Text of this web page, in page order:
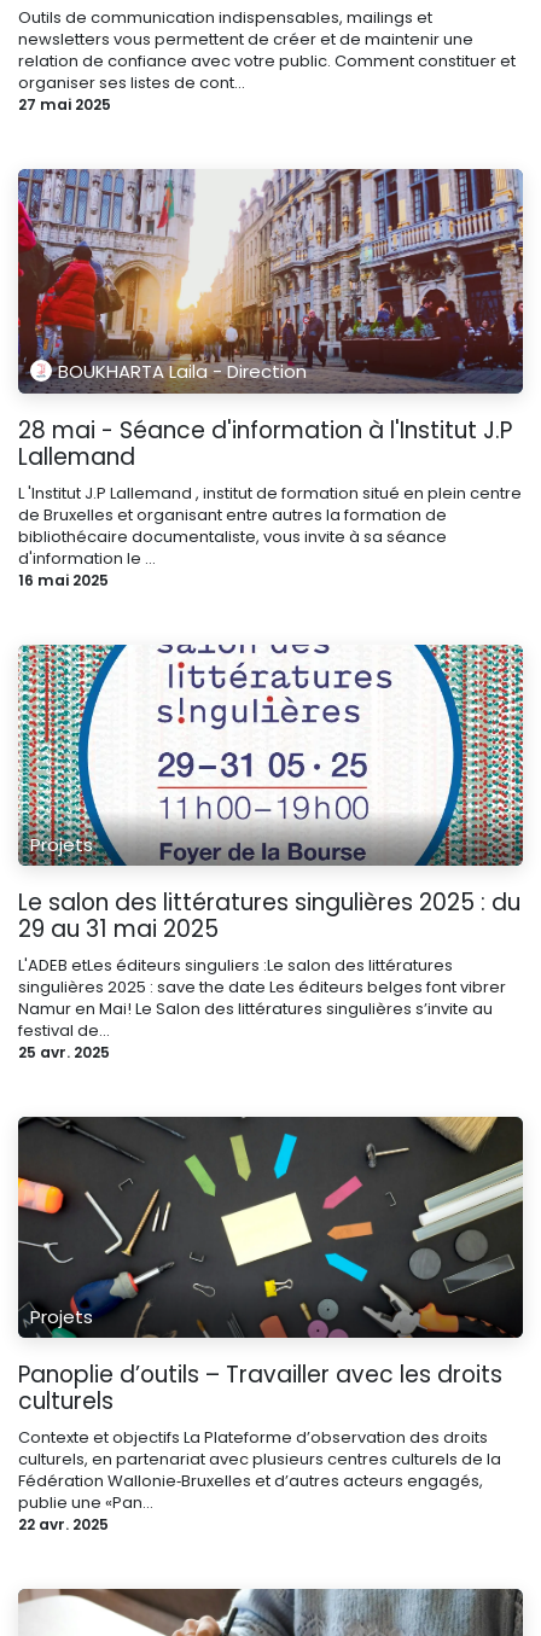
Outils de communication indispensables, mailings et
newsletters vous permettent de créer et de maintenir une
relation de confiance avec votre public. Comment constituer et
organiser ses listes de cont...
27 mai 2025
BOUKHARTA Laila - Direction
28 mai - Séance d'information à l'Institut J.P
Lallemand
L 'Institut J.P Lallemand , institut de formation situé en plein centre
de Bruxelles et organisant entre autres la formation de
bibliothécaire documentaliste, vous invite à sa séance
d'information le ...
16 mai 2025
Projets
Le salon des littératures singulières 2025 : du
29 au 31 mai 2025
L'ADEB etLes éditeurs singuliers :Le salon des littératures
singulières 2025 : save the date Les éditeurs belges font vibrer
Namur en Mai! Le Salon des littératures singulières s’invite au
festival de...
25 avr. 2025
Projets
Panoplie d’outils – Travailler avec les droits
culturels
Contexte et objectifs La Plateforme d’observation des droits
culturels, en partenariat avec plusieurs centres culturels de la
Fédération Wallonie‑Bruxelles et d’autres acteurs engagés,
publie une «Pan...
22 avr. 2025